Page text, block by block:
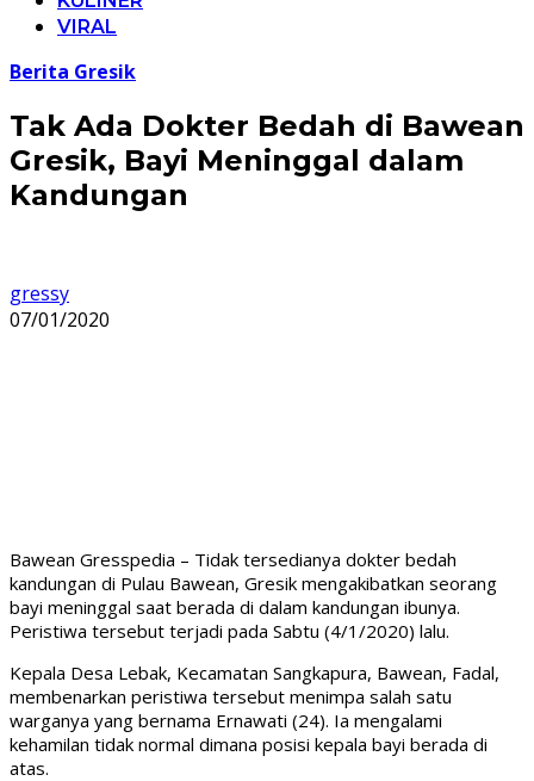
VIRAL
Berita Gresik
Tak Ada Dokter Bedah di Bawean
Gresik, Bayi Meninggal dalam
Kandungan
gressy
07/01/2020
Bawean Gresspedia – Tidak tersedianya dokter bedah
kandungan di Pulau Bawean, Gresik mengakibatkan seorang
bayi meninggal saat berada di dalam kandungan ibunya.
Peristiwa tersebut terjadi pada Sabtu (4/1/2020) lalu.
Kepala Desa Lebak, Kecamatan Sangkapura, Bawean, Fadal,
membenarkan peristiwa tersebut menimpa salah satu
warganya yang bernama Ernawati (24). Ia mengalami
kehamilan tidak normal dimana posisi kepala bayi berada di
atas.